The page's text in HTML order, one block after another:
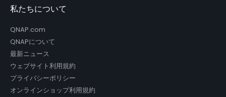
私たちについて
QNAP.com
QNAPについて
最新ニュース
ウェブサイト利用規約
プライバシーポリシー
オンラインショップ利用規約